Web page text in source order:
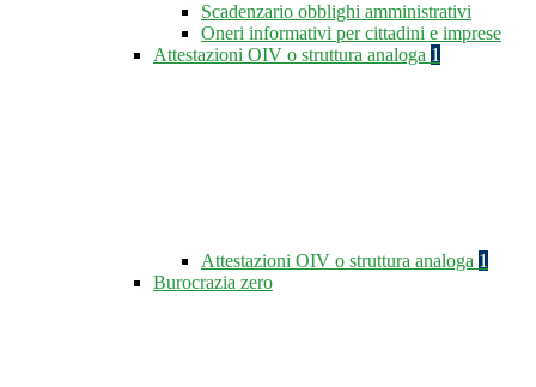
Scadenzario obblighi amministrativi
Oneri informativi per cittadini e imprese
Attestazioni OIV o struttura analoga 1
Attestazioni OIV o struttura analoga 1
Burocrazia zero